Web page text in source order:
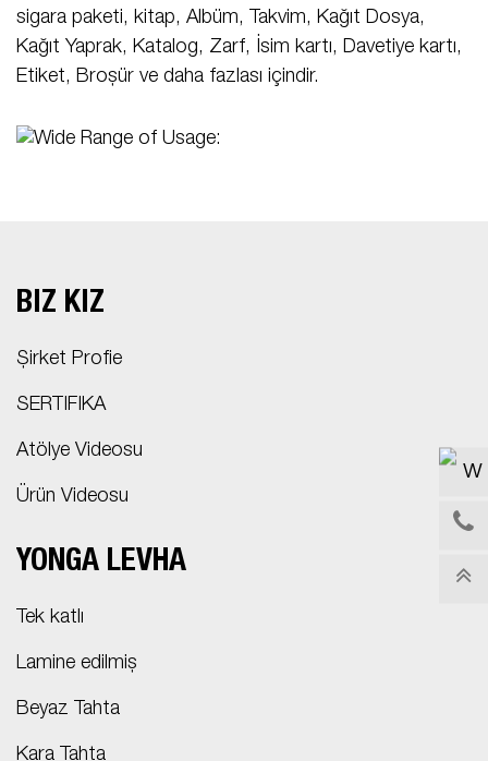
sigara paketi, kitap, Albüm, Takvim, Kağıt Dosya,
Kağıt Yaprak, Katalog, Zarf, İsim kartı, Davetiye kartı,
Etiket, Broşür ve daha fazlası içindir.
BIZ KİZ
Şirket Profie
SERTIFIKA
Atölye Videosu
Ürün Videosu
YONGA LEVHA
Tek katlı
Lamine edilmiş
Beyaz Tahta
Kara Tahta